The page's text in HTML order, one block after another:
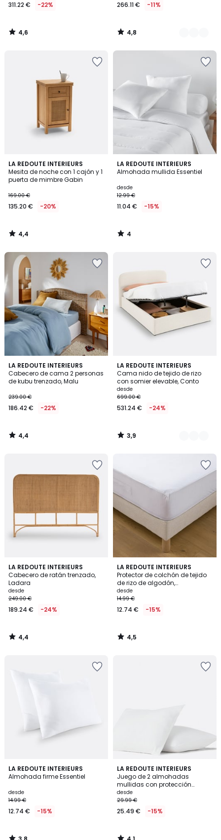
311.22 € -22%
4,6
/
266.11 € -11%
4,8
/
LA REDOUTE INTERIEURS
Mesita de noche con 1 cajón y 1
puerta de mimbre Gabin
169.00 €
135.20 € -20%
4,4
/ 5
4,4
/
LA REDOUTE INTERIEURS
Almohada mullida Essentiel
desde
12.99 €
11.04 € -15%
4
/
4
/
LA REDOUTE INTERIEURS
Cabecero de cama 2 personas
de kubu trenzado, Malu
239.00 €
186.42 € -22%
4,4
/ 5
4,4
/
LA REDOUTE INTERIEURS
Cama nido de tejido de rizo
con somier elevable, Conto
desde
699.00 €
531.24 € -24%
3,9
/ 5
2
Colores
3,9
/
LA REDOUTE INTERIEURS
Cabecero de ratán trenzado,
Ladara
desde
249.00 €
189.24 € -24%
4,4
/ 5
4,4
/
LA REDOUTE INTERIEURS
Protector de colchón de tejido
de rizo de algodón,
impermeable, altura máxima
23 cm
desde
14.99 €
12.74 € -15%
4,5
/ 5
4,5
/
LA REDOUTE INTERIEURS
Almohada firme Essentiel
desde
14.99 €
12.74 € -15%
3,8
/ 5
LA REDOUTE INTERIEURS
Juego de 2 almohadas
mullidas con protección
antiácaros
desde
29.99 €
25.49 € -15%
4,1
/ 5